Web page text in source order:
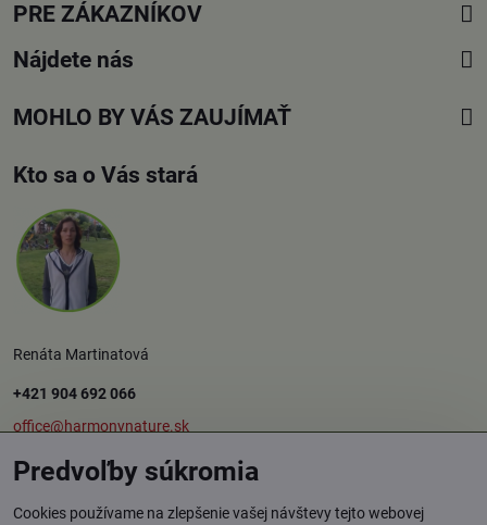
PRE ZÁKAZNÍKOV
Nájdete nás
MOHLO BY VÁS ZAUJÍMAŤ
Kto sa o Vás stará
Renáta Martinatová
+421 904 692 066
office@harmonynature.sk
O spoločnosti
Predvoľby súkromia
Cookies používame na zlepšenie vašej návštevy tejto webovej